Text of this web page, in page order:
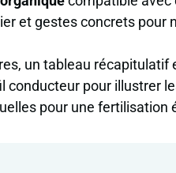
et gestes concrets pour
un tableau
conducteur pour illustrer
pour une fertilisation